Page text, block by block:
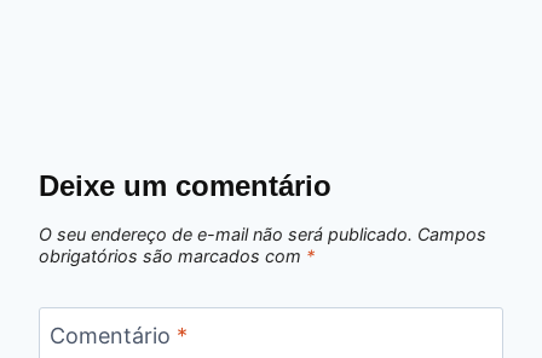
Deixe um comentário
O seu endereço de e-mail não será publicado. Campos
obrigatórios são marcados com *
Comentário *